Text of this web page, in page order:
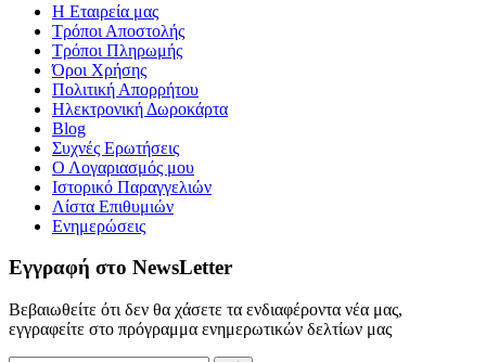
Η Εταιρεία μας
Τρόποι Αποστολής
Τρόποι Πληρωμής
Όροι Χρήσης
Πολιτική Απορρήτου
Ηλεκτρονική Δωροκάρτα
Blog
Συχνές Ερωτήσεις
Ο Λογαριασμός μου
Ιστορικό Παραγγελιών
Λίστα Επιθυμιών
Ενημερώσεις
Εγγραφή στο NewsLetter
Βεβαιωθείτε ότι δεν θα χάσετε τα ενδιαφέροντα νέα μας,
εγγραφείτε στο πρόγραμμα ενημερωτικών δελτίων μας